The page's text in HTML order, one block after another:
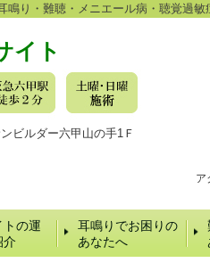
鳴り・難聴・メニエール病・聴覚過
イト
ビルダー六甲山の手1Ｆ
ア
トの運
介
耳鳴りでお困りの
あなたへ